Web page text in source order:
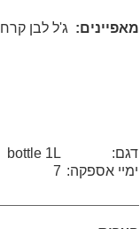
מאפיינים: ג'ל לבן
דגם:
ימיי אספקה: